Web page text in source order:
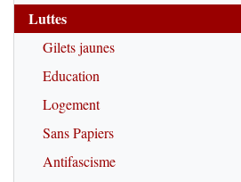
Luttes
Gilets jaunes
Education
Logement
Sans Papiers
Antifascisme